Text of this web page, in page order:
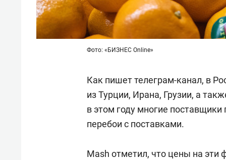
Фото: «БИЗНЕС Online»
Как пишет телеграм-канал, в
из Турции, Ирана, Грузии, а
в этом году многие
перебои с поставками.
Mash отметил, что цены на эти